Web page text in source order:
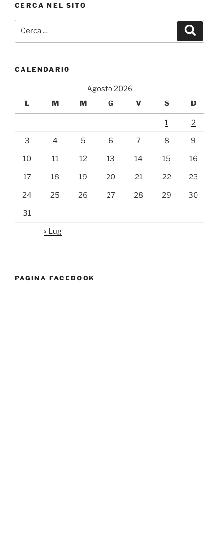
CERCA NEL SITO
CALENDARIO
Agosto 2026
L
M M G V S D
1 2
3 4 5 6 7 8 9
10 11 12 13 14 15 16
17 18 19 20 21 22 23
24 25 26 27 28 29 30
31
« Lug
PAGINA FACEBOOK